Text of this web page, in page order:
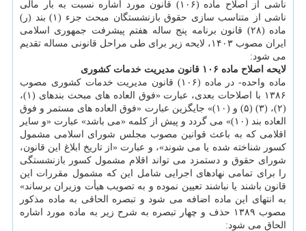
ناشی از اصلاح ماده (۱۰۶) قانون مورد اشاره نسبت به بار مالی
ناشی از متناسب سازی حقوق بازنشستگان مبحث جزء (۱) بند (ر)
ماده (۲۸) قانون برنامه پنج ساله هفتم پیشرفت جمهوری اسلامی
ایران مصوب ۱۴۰۳، لایحه زیر برای طی مراحل قانونی مساله تقدیم
می شود:
لایحه اصلاح ماده ۱۰۶ قانون مدیریت خدمات کشوری
ماده واحده- در ماده (۱۰۶) قانون مدیریت خدمات کشوری مصوب
۱۳۸۶ با اصلاحات بعدی، عبارت «فوق العاده های مبحث بندهای (۱)،
(۲)، (۳) (۵) و (۱۰)» جایگزین عبارت «فوق العاده های مستمر و فوق
العاده بند (۱۰)» می گردد و پیش از کلمه «می باشد» عبارت «و سایر
اقلامی که به باعث قوانین مصوب مجلس شورای اسلامی مشمول
کسور شناخته شده یا می شوند»، و عبارت «از تاریخ ابلاغ این قانون،
شورای حقوق و دستمزد می تواند اقلام مشمول کسور بازنشستگی
را برای تمامی نهادهای اجرایی شامل این که مشمول مقررات این
قانون باشند یا نباشند تعیین نموده و به تصویب هیأت وزیران برساند»
به انتهای این ماده اضافه می شود و تبصره الحاقی به ماده مذکور
مصوب ۱۳۸۹ حذف و چهار تبصره به شرح زیر به ماده مورد اشاره
الحاق می شود: